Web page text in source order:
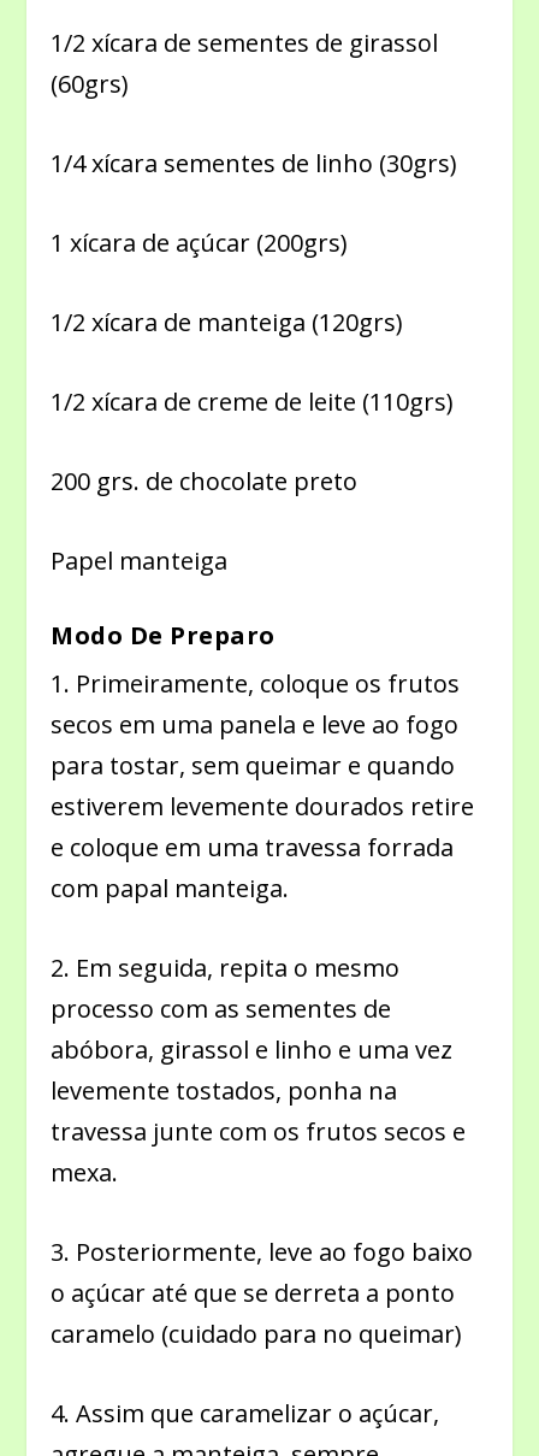
1/2 xícara de sementes de girassol
(60grs)
1/4 xícara sementes de linho (30grs)
1 xícara de açúcar (200grs)
1/2 xícara de manteiga (120grs)
1/2 xícara de creme de leite (110grs)
200 grs. de chocolate preto
Papel manteiga
Modo De Preparo
1. Primeiramente, coloque os frutos
secos em uma panela e leve ao fogo
para tostar, sem queimar e quando
estiverem levemente dourados retire
e coloque em uma travessa forrada
com papal manteiga.
2. Em seguida, repita o mesmo
processo com as sementes de
abóbora, girassol e linho e uma vez
levemente tostados, ponha na
travessa junte com os frutos secos e
mexa.
3. Posteriormente, leve ao fogo baixo
o açúcar até que se derreta a ponto
caramelo (cuidado para no queimar)
4. Assim que caramelizar o açúcar,